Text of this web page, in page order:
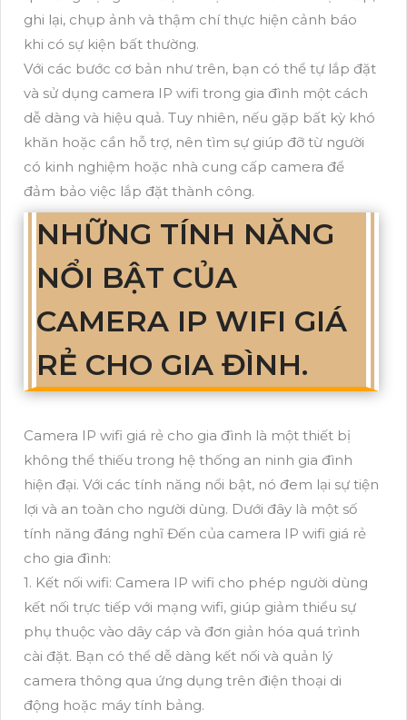
ghi lại, chụp ảnh và thậm chí thực hiện cảnh báo
khi có sự kiện bất thường.
Với các bước cơ bản như trên, bạn có thể tự lắp đặt
và sử dụng camera IP wifi trong gia đình một cách
dễ dàng và hiệu quả. Tuy nhiên, nếu gặp bất kỳ khó
khăn hoặc cần hỗ trợ, nên tìm sự giúp đỡ từ người
có kinh nghiệm hoặc nhà cung cấp camera để
đảm bảo việc lắp đặt thành công.
NHỮNG TÍNH NĂNG
NỔI BẬT CỦA
CAMERA IP WIFI GIÁ
RẺ CHO GIA ĐÌNH.
Camera IP wifi giá rẻ cho gia đình là một thiết bị
không thể thiếu trong hệ thống an ninh gia đình
hiện đại. Với các tính năng nổi bật, nó đem lại sự tiện
lợi và an toàn cho người dùng. Dưới đây là một số
tính năng đáng nghĩ Đến của camera IP wifi giá rẻ
cho gia đình:
1. Kết nối wifi: Camera IP wifi cho phép người dùng
kết nối trực tiếp với mạng wifi, giúp giảm thiểu sự
phụ thuộc vào dây cáp và đơn giản hóa quá trình
cài đặt. Bạn có thể dễ dàng kết nối và quản lý
camera thông qua ứng dụng trên điện thoại di
động hoặc máy tính bảng.